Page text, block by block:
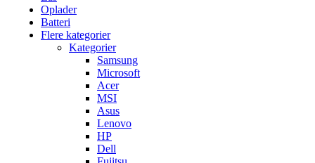
Oplader
Batteri
Flere kategorier
Kategorier
Samsung
Microsoft
Acer
MSI
Asus
Lenovo
HP
Dell